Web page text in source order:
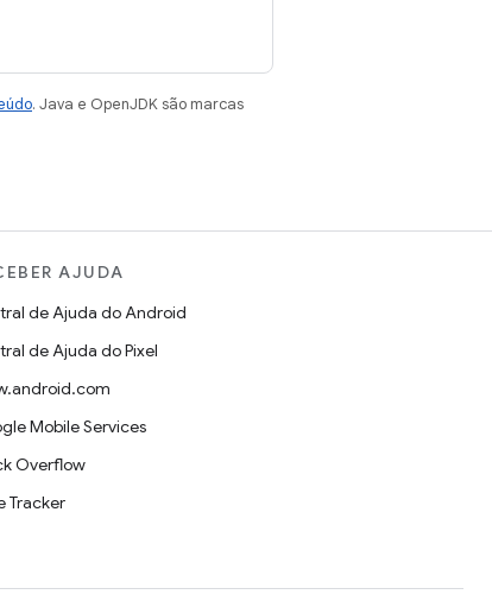
. Java e OpenJDK são marcas
AJUDA
de Ajuda do Android
de Ajuda do Pixel
Mobile Services
Overflow
Tracker